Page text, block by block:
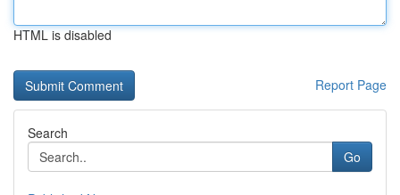
HTML is disabled
Report Page
Search
Go